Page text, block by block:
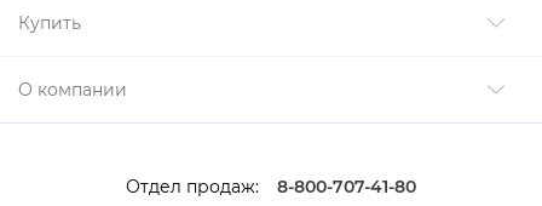
Купить
О компании
Отдел продаж:
8-800-707-41-80